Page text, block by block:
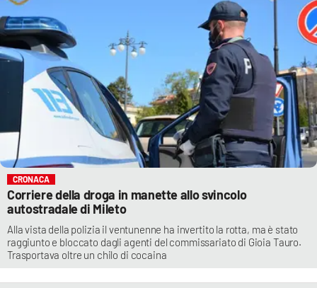
CRONACA
Corriere della droga in manette allo svincolo
autostradale di Mileto
Alla vista della polizia il ventunenne ha invertito la rotta, ma è stato
raggiunto e bloccato dagli agenti del commissariato di Gioia Tauro.
Trasportava oltre un chilo di cocaina